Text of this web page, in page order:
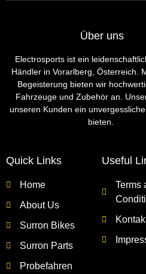
Über uns
Electrosports ist ein
Händler in Vorarlberg, Österreich.
Begeisterung bieten wir
Fahrzeuge und Zubehör an.
unseren Kunden ein
bieten.
Quick Links
Home
About Us
Surron Bikes
Surron Parts
Probefahren
Useful
Terms